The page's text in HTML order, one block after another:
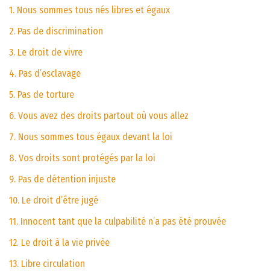
1. Nous sommes tous nés libres et égaux
2. Pas de discrimination
3. Le droit de vivre
4. Pas d’esclavage
5. Pas de torture
6. Vous avez des droits partout où vous allez
7. Nous sommes tous égaux devant la loi
8. Vos droits sont protégés par la loi
9. Pas de détention injuste
10. Le droit d’être jugé
11. Innocent tant que la culpabilité n’a pas été prouvée
12. Le droit à la vie privée
13. Libre circulation